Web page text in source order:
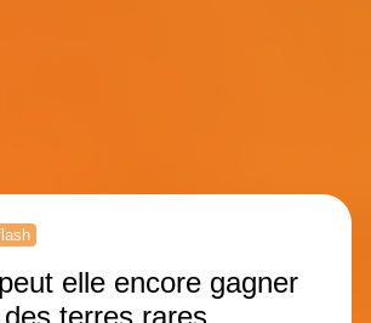
elle encore gagner
terres rares